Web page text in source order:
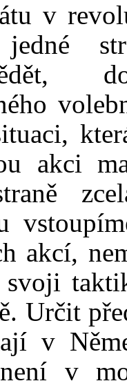
v
akci
akcí,
svoji
Určit
v
v